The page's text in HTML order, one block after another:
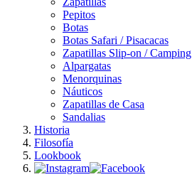
Pepitos
Botas
Botas Safari / Pisacacas
Zapatillas Slip-on / Camping
Alpargatas
Menorquinas
Náuticos
Zapatillas de Casa
Sandalias
Historia
Filosofía
Lookbook